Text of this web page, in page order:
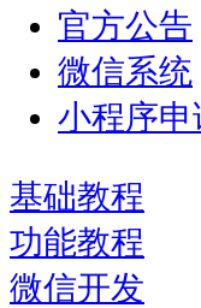
官方公告
微信系统
小程序申
基础教程
功能教程
微信开发